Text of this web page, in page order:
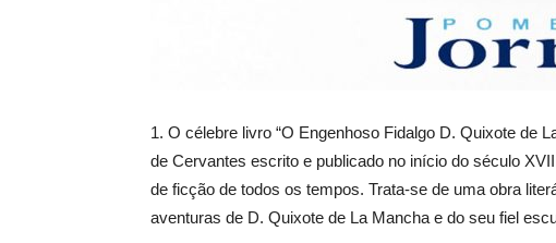
1. O célebre livro “O Engenhoso Fidalgo D. Quixote de
de Cervantes escrito e publicado no início do século
de ficção de todos os tempos. Trata-se de uma obra
aventuras de D. Quixote de La Mancha e do seu fiel